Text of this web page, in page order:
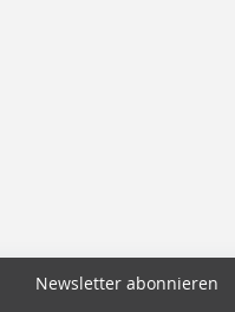
Newsletter abonnieren